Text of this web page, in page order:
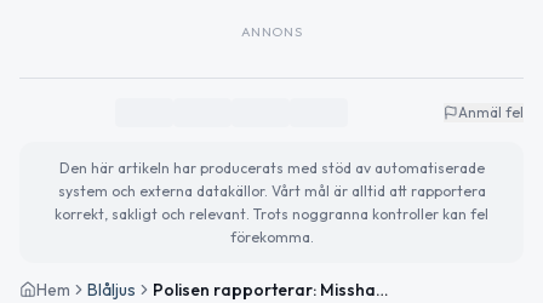
ANNONS
Anmäl fel
Den här artikeln har producerats med stöd av automatiserade
system och externa datakällor. Vårt mål är alltid att rapportera
korrekt, sakligt och relevant. Trots noggranna kontroller kan fel
förekomma.
Hem Blåljus Polisen rapporterar: Misshandel, olovlig körning och singelolycka i Västernorrland